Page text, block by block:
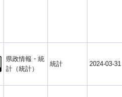
県政情報・統
計（統計）
統計 2024-03-31